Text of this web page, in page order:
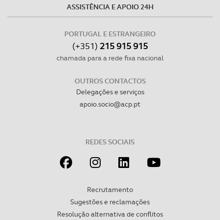
Consulte a política de cookies do site.
ASSISTÊNCIA E APOIO 24H
PORTUGAL E ESTRANGEIRO
(+351) 215 915 915
chamada para a rede fixa nacional
OUTROS CONTACTOS
Delegações e serviços
apoio.socio@acp.pt
REDES SOCIAIS
Recrutamento
Sugestões e reclamações
Resolução alternativa de conflitos